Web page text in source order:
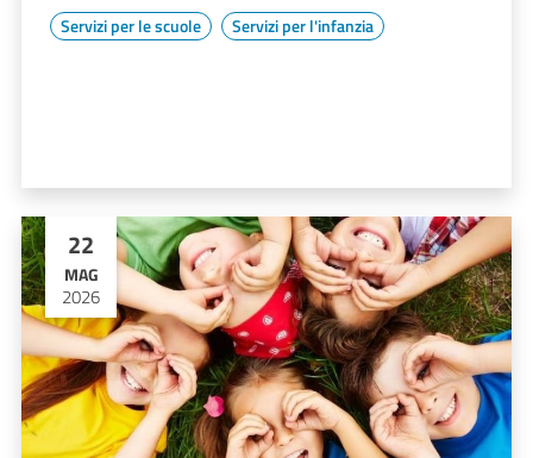
Servizi per le scuole Servizi per l'infanzia
22
MAG
2026